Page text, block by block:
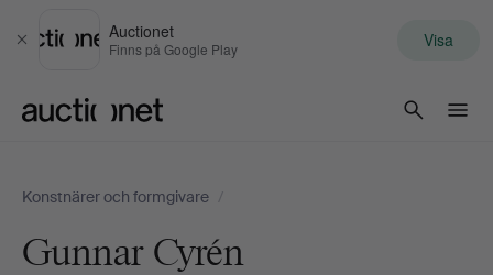
Stäng
Auctionet
Finns på Google Play Visa
Konstnärer och formgivare /
Gunnar Cyrén